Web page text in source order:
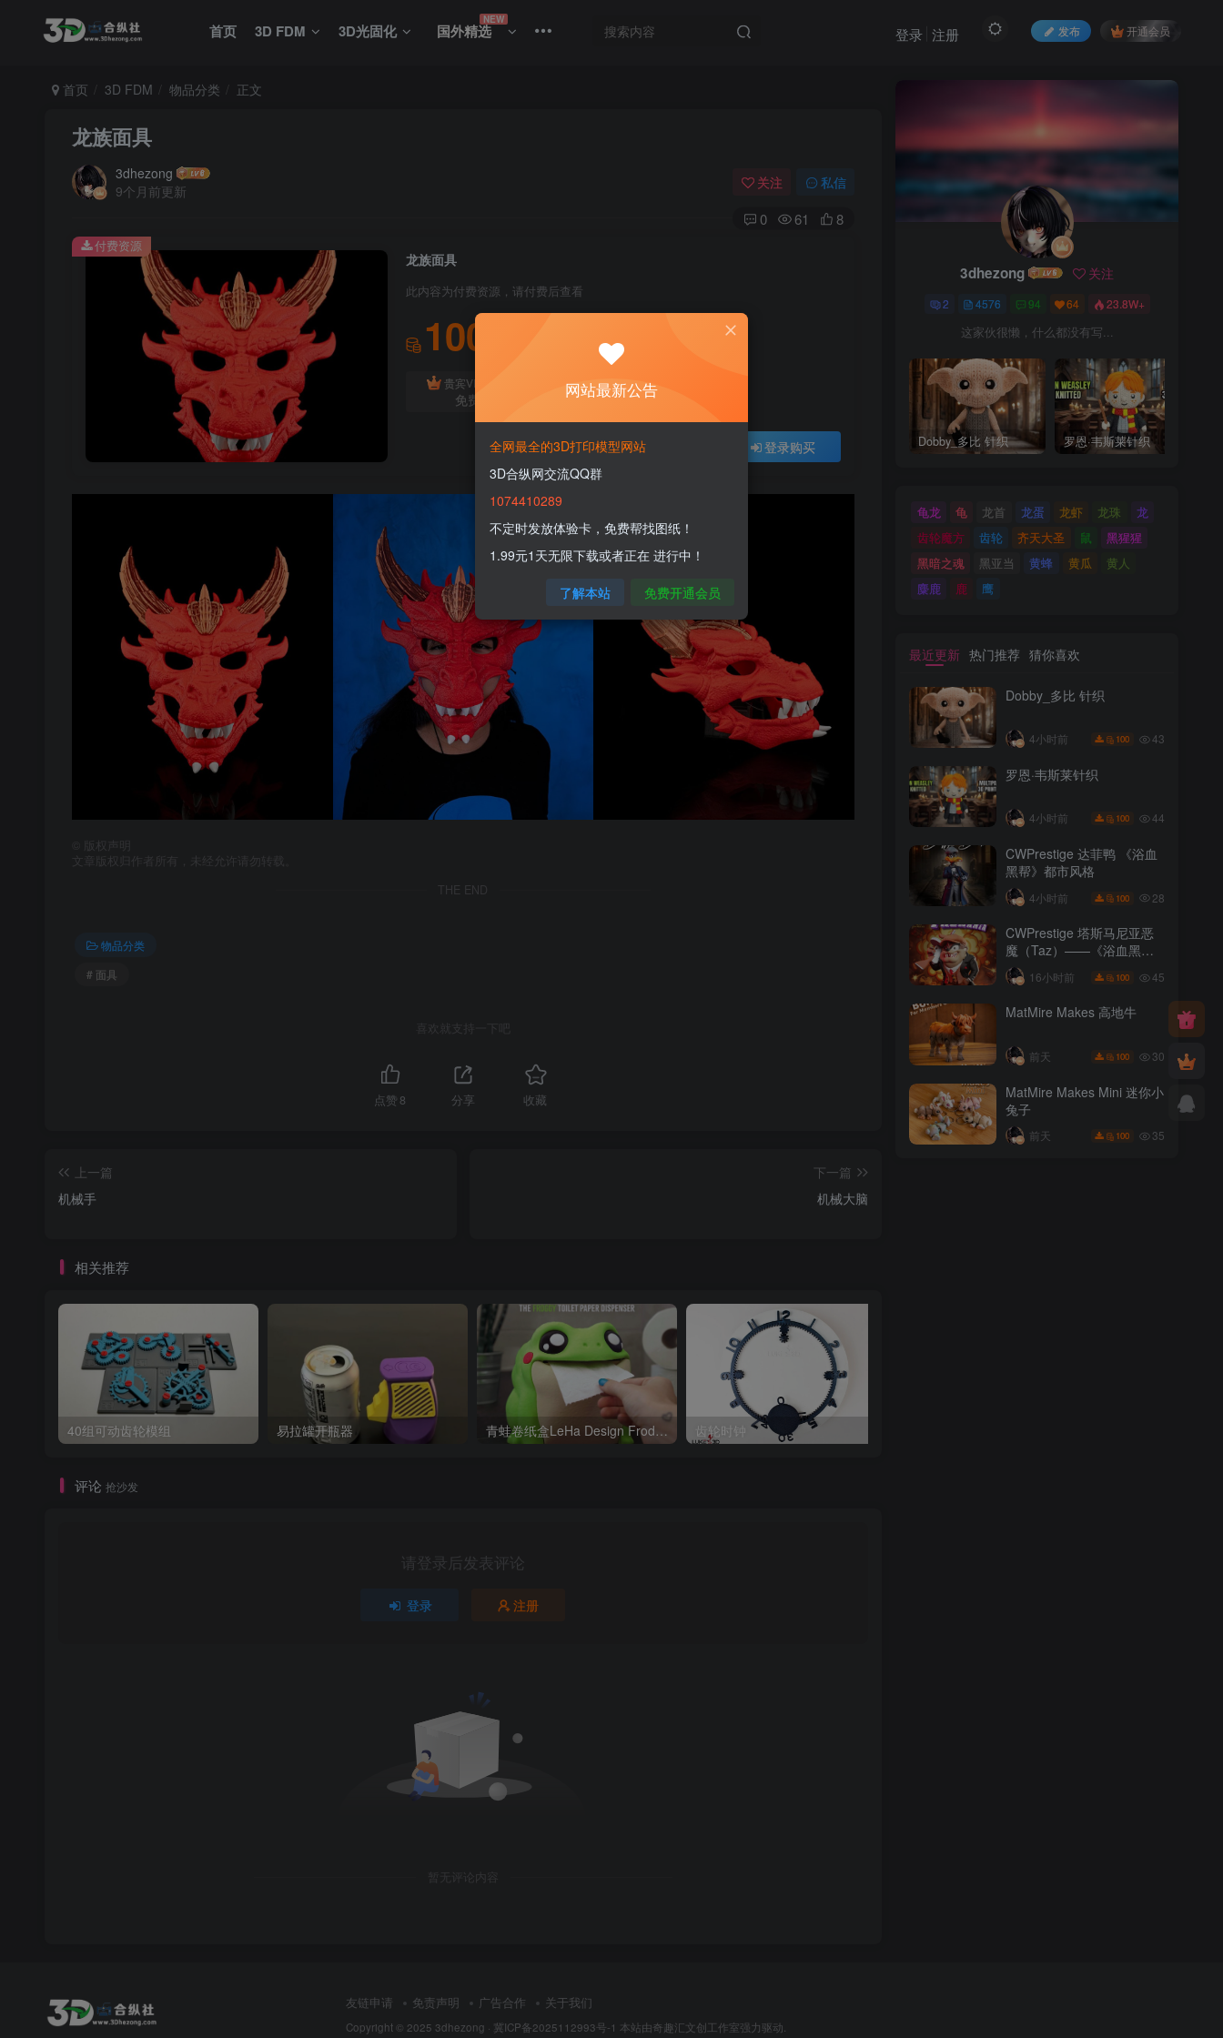
首页 3D FDM 3D光固化 国外精选
NEW
发布 开通会员
登录 注册
首页 3D FDM 物品分类 正文
龙族面具
3dhezong
9个月前更新
关注 私信
0 61 8
龙族面具
此内容为付费资源，请付费后查看
100
贵宾VIP会员
免费
体验会员免费
登录购买
付费资源
版权声明
文章版权归作者所有，未经允许请勿转载。
THE END
物品分类
# 面具
喜欢就支持一下吧
点赞 8 分享 收藏
上一篇
机械手
下一篇
机械大脑
相关推荐
40组可动齿轮模组 易拉罐开瓶器 青蛙卷纸盒LeHa Design Frodrick the Toilet Paper Dispenser 齿轮时钟
评论 抢沙发
请登录后发表评论
登录 注册
暂无评论内容
3dhezong 关注
2 4576 94 64 23.8W+
这家伙很懒，什么都没有写...
Dobby_多比 针织 罗恩·韦斯莱针织
龟龙 龟 龙首 龙蛋 龙虾 龙珠
龙
齿轮魔方
齿轮 齐天大圣 鼠
黑猩猩
黑暗之魂
黑亚当 黄蜂 黄瓜
黄人
麋鹿
鹿 鹰
最近更新 热门推荐 猜你喜欢
Dobby_多比 针织
4小时前 100 43
罗恩·韦斯莱针织
4小时前 100 44
CWPrestige 达菲鸭 《浴血
黑帮》都市风格
4小时前 100 28
CWPrestige 塔斯马尼亚恶
魔（Taz）——《浴血黑
帮》
16小时前 100 45
MatMire Makes 高地牛
前天 100 30
MatMire Makes Mini 迷你小
兔子
前天 100 35
友链申请 免责声明 广告合作 关于我们
Copyright © 2025 3dhezong · 冀ICP备2025112993号-1 本站由奇趣汇文创工作室强力驱动.
网站最新公告
全网最全的3D打印模型网站
3D合纵网交流QQ群
1074410289
不定时发放体验卡，免费帮找图纸！
1.99元1天无限下载或者正在 进行中！
了解本站 免费开通会员